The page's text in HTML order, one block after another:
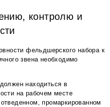
контролю и
фельдшерского набора к
звена необходимо
находиться в
на рабочем месте
промаркированном